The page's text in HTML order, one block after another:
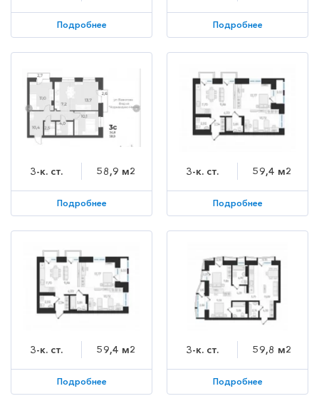
Подробнее Подробнее
3-к. ст. 58,9 м2
Подробнее
3-к. ст. 59,4 м2
Подробнее
3-к. ст. 59,4 м2
Подробнее
3-к. ст. 59,8 м2
Подробнее